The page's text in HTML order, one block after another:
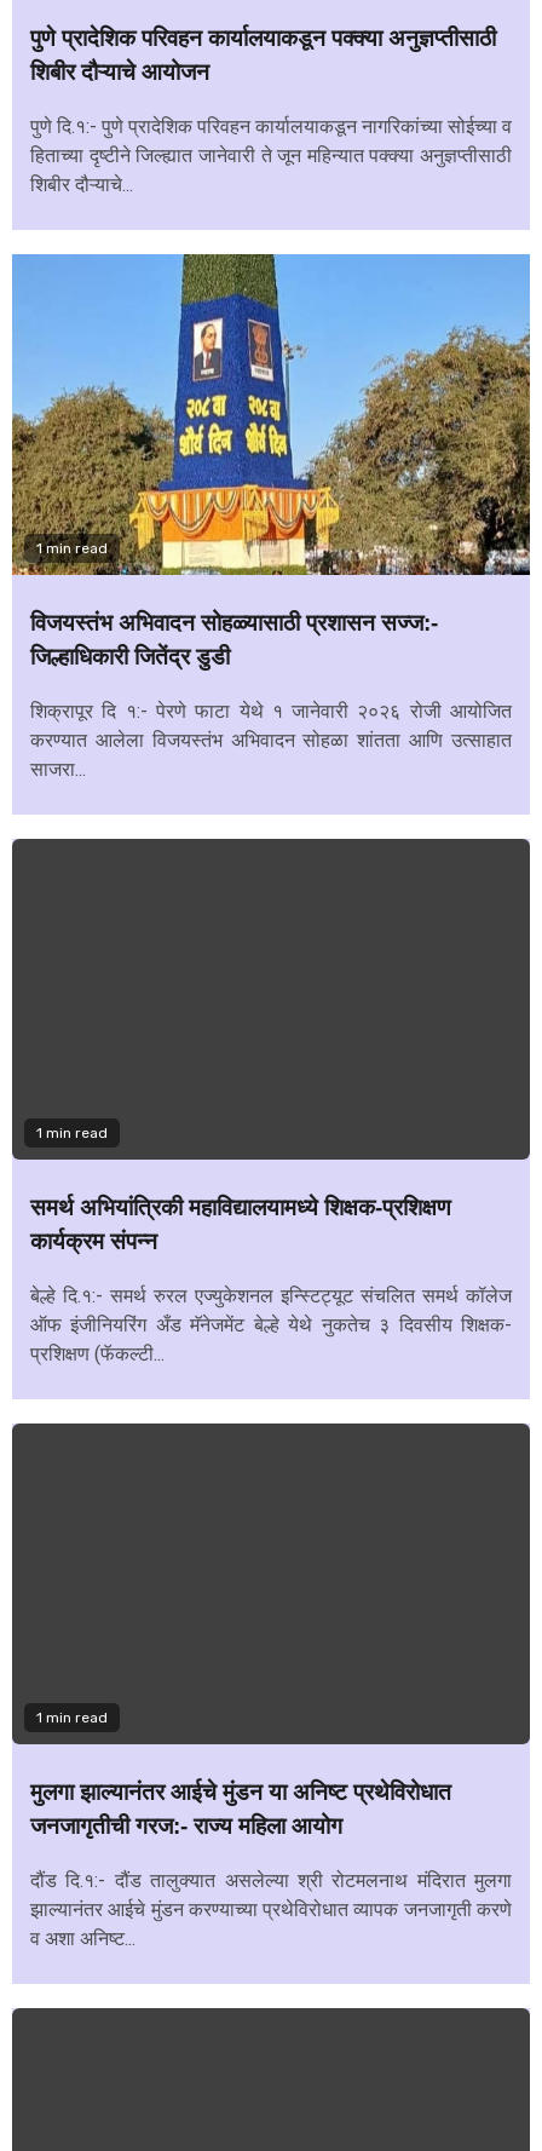
पुणे प्रादेशिक परिवहन कार्यालयाकडून पक्क्या अनुज्ञप्तीसाठी
शिबीर दौऱ्याचे आयोजन
पुणे दि.१:- पुणे प्रादेशिक परिवहन कार्यालयाकडून नागरिकांच्या सोईच्या व
हिताच्या दृष्टीने जिल्ह्यात जानेवारी ते जून महिन्यात पक्क्या अनुज्ञप्तीसाठी
शिबीर दौऱ्याचे...
1 min read
विजयस्तंभ अभिवादन सोहळ्यासाठी प्रशासन सज्ज:-
जिल्हाधिकारी जितेंद्र डुडी
शिक्रापूर दि १:- पेरणे फाटा येथे १ जानेवारी २०२६ रोजी आयोजित
करण्यात आलेला विजयस्तंभ अभिवादन सोहळा शांतता आणि उत्साहात
साजरा...
1 min read
समर्थ अभियांत्रिकी महाविद्यालयामध्ये शिक्षक-प्रशिक्षण
कार्यक्रम संपन्न
बेल्हे दि.१:- समर्थ रुरल एज्युकेशनल इन्स्टिट्यूट संचलित समर्थ कॉलेज
ऑफ इंजीनियरिंग अँड मॅनेजमेंट बेल्हे येथे नुकतेच ३ दिवसीय शिक्षक-
प्रशिक्षण (फॅकल्टी...
1 min read
मुलगा झाल्यानंतर आईचे मुंडन या अनिष्ट प्रथेविरोधात
जनजागृतीची गरज:- राज्य महिला आयोग
दौंड दि.१:- दौंड तालुक्यात असलेल्या श्री रोटमलनाथ मंदिरात मुलगा
झाल्यानंतर आईचे मुंडन करण्याच्या प्रथेविरोधात व्यापक जनजागृती करणे
व अशा अनिष्ट...